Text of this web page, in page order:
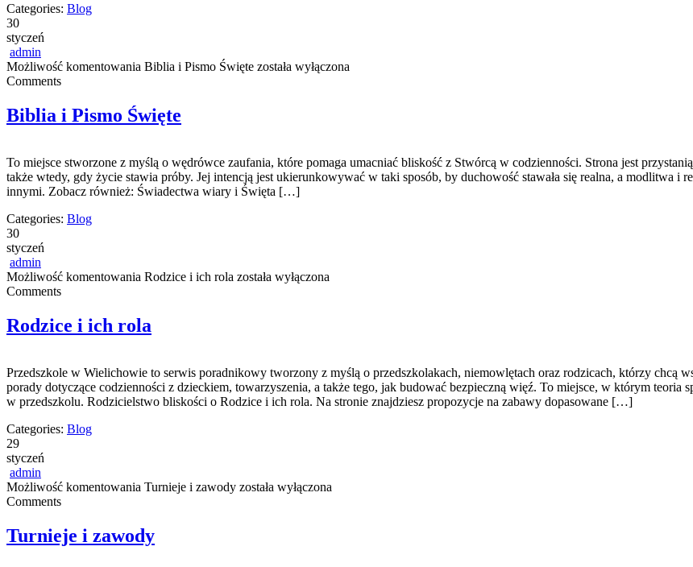
Categories: Blog
30
styczeń
admin
Możliwość komentowania Biblia i Pismo Święte została wyłączona
Comments
Biblia i Pismo Święte
To miejsce stworzone z myślą o wędrówce zaufania, które pomaga umacniać bliskość z Stwórcą w codzienności. Strona jest
także wtedy, gdy życie stawia próby. Jej intencją jest ukierunkowywać w taki sposób, by duchowość stawała się realna, a modlitwa i
innymi. Zobacz również: Świadectwa wiary i Święta […]
Categories: Blog
30
styczeń
admin
Możliwość komentowania Rodzice i ich rola została wyłączona
Comments
Rodzice i ich rola
Przedszkole w Wielichowie to serwis poradnikowy tworzony z myślą o przedszkolakach, niemowlętach oraz rodzicach, którzy chcą
porady dotyczące codzienności z dzieckiem, towarzyszenia, a także tego, jak budować bezpieczną więź. To miejsce, w którym teoria
w przedszkolu. Rodzicielstwo bliskości o Rodzice i ich rola. Na stronie znajdziesz propozycje na zabawy dopasowane […]
Categories: Blog
29
styczeń
admin
Możliwość komentowania Turnieje i zawody została wyłączona
Comments
Turnieje i zawody